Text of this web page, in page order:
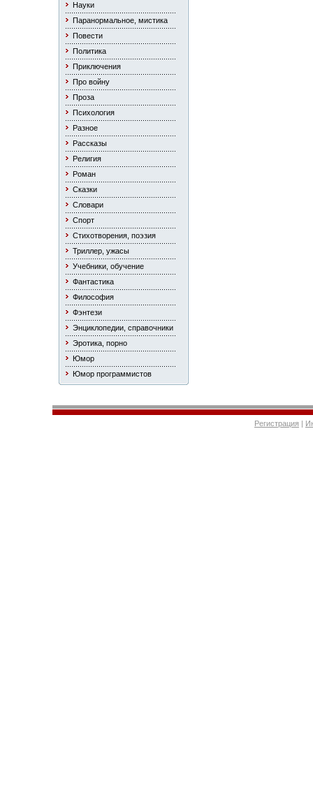
Науки
Паранормальное, мистика
Повести
Политика
Приключения
Про войну
Проза
Психология
Разное
Рассказы
Религия
Роман
Сказки
Словари
Спорт
Стихотворения, поэзия
Триллер, ужасы
Учебники, обучение
Фантастика
Философия
Фэнтези
Энциклопедии, справочники
Эротика, порно
Юмор
Юмор программистов
Регистрация |